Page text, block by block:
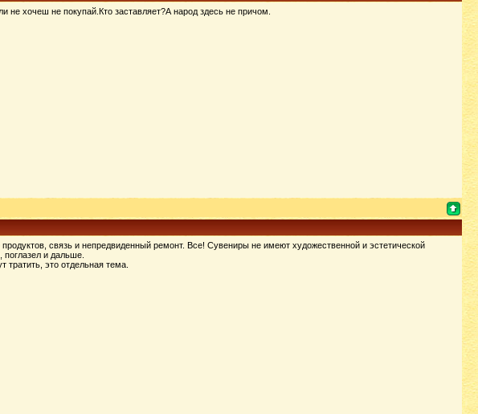
хочеш не покупай.Кто заставляет?А народ здесь не причом.
связь и непредвиденный ремонт. Все! Сувениры не имеют художественной и эстетической
и дальше.
тратить, это отдельная тема.